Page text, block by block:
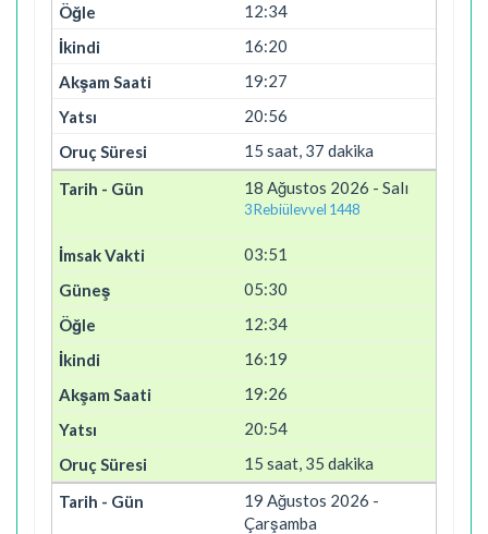
12:34
16:20
19:27
20:56
15 saat, 37 dakika
18 Ağustos 2026 - Salı
3 Rebiülevvel 1448
03:51
05:30
12:34
16:19
19:26
20:54
15 saat, 35 dakika
19 Ağustos 2026 -
Çarşamba